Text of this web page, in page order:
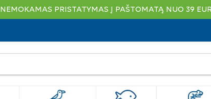
NEMOKAMAS PRISTATYMAS Į PAŠTOMATĄ NUO 39